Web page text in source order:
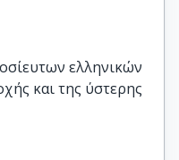
Καθηγήτρια
Φιλολογίας,
Φιλολογίας,
Σχολή ΕΚΠΑ
Καθηγήτρια
Φιλολογίας,
ελληνικών
και της ύστερης